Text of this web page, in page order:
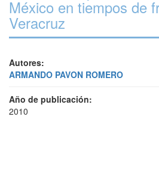
México en tiempos de
Veracruz
Autores:
ARMANDO PAVON ROMERO
Año de publicación:
2010